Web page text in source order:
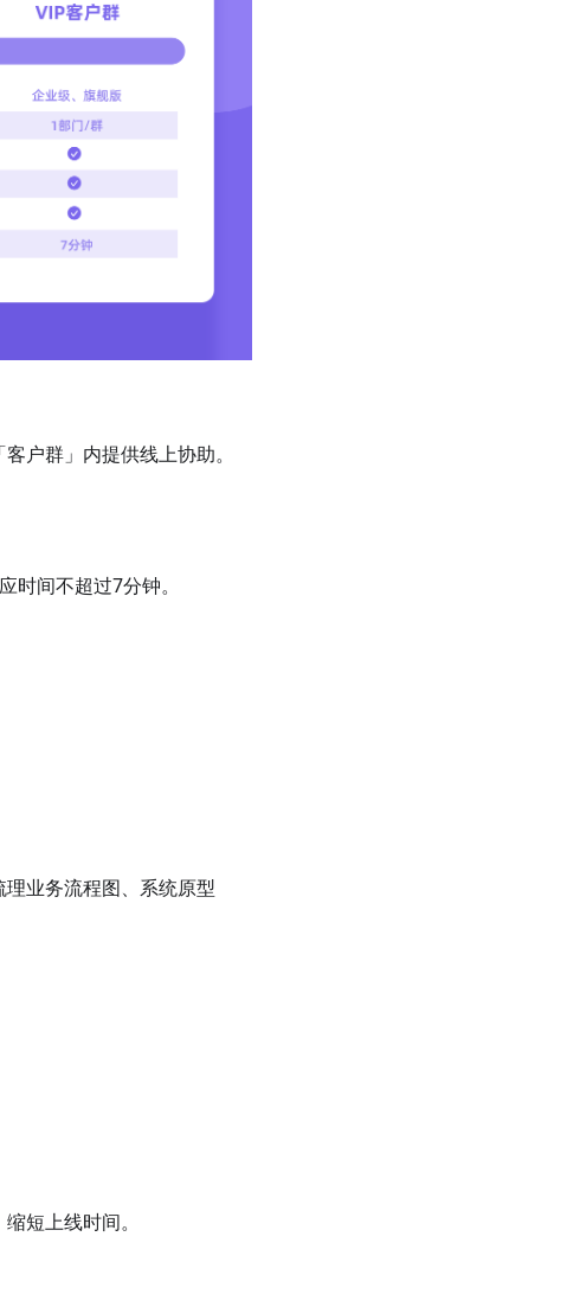
户群」内提供线上协助。
间不超过7分钟。
业务流程图、系统原型
短上线时间。